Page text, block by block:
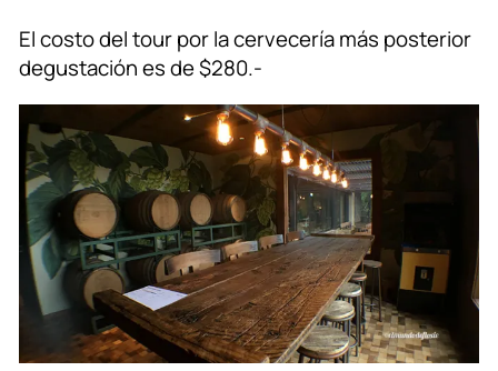
El costo del tour por la cervecería más posterior
degustación es de $280.-